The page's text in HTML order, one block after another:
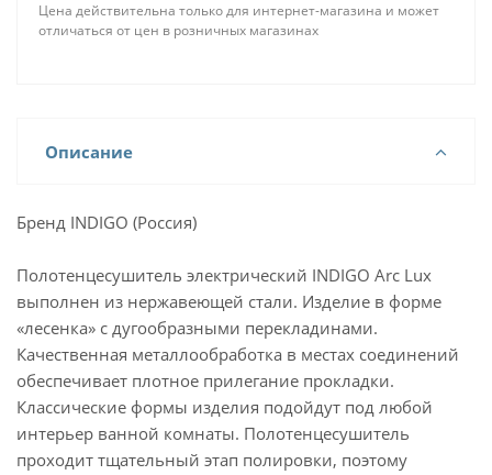
Цена действительна только для интернет-магазина и может
отличаться от цен в розничных магазинах
Описание
Бренд INDIGO (Россия)
Полотенцесушитель электрический INDIGO Arc Lux
выполнен из нержавеющей стали. Изделие в форме
«лесенка» с дугообразными перекладинами.
Качественная металлообработка в местах соединений
обеспечивает плотное прилегание прокладки.
Классические формы изделия подойдут под любой
интерьер ванной комнаты. Полотенцесушитель
проходит тщательный этап полировки, поэтому